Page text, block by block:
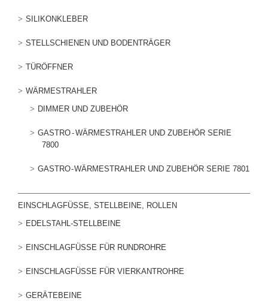
SILIKONKLEBER
STELLSCHIENEN UND BODENTRÄGER
TÜRÖFFNER
WÄRMESTRAHLER
DIMMER UND ZUBEHÖR
GASTRO - WÄRMESTRAHLER UND ZUBEHÖR SERIE
7800
GASTRO - WÄRMESTRAHLER UND ZUBEHÖR SERIE 7801
EINSCHLAGFÜSSE, STELLBEINE, ROLLEN
EDELSTAHL-STELLBEINE
EINSCHLAGFÜSSE FÜR RUNDROHRE
EINSCHLAGFÜSSE FÜR VIERKANTROHRE
GERÄTEBEINE